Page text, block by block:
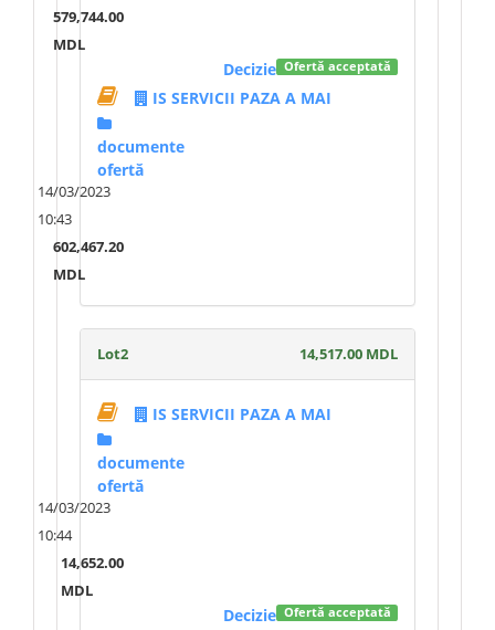
579,744.00
MDL
Ofertă acceptată
Decizie
IS SERVICII PAZA A MAI
documente
ofertă
14/03/2023
10:43
602,467.20
MDL
Lot2 14,517.00 MDL
IS SERVICII PAZA A MAI
documente
ofertă
14/03/2023
10:44
14,652.00
MDL
Ofertă acceptată
Decizie